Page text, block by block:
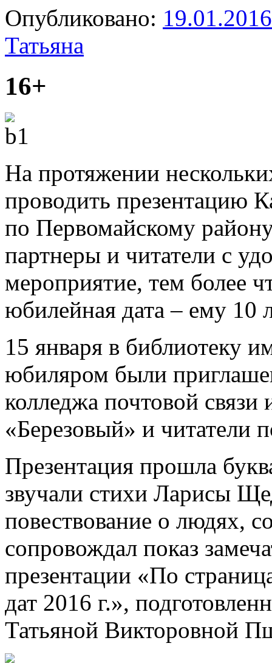
Опубликовано: 19.01.2016
Татьяна
16+
На протяжении
проводить презентацию
по Первомайскому
партнеры и читатели с
мероприятие, тем более
юбилейная дата – ему 10
15 января в библиотеку
юбиляром были
колледжа почтовой
«Березовый» и читатели
Презентация прошла
звучали стихи Ларисы
повествование о людях,
сопровождал показ
презентации «По
дат 2016 г.»,
Татьяной Викторовной